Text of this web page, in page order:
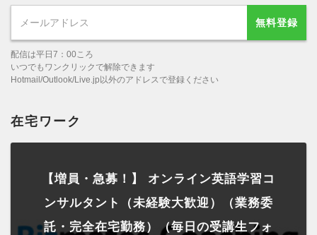
無料登録
配信は平日7：00ころ
いつでもワンクリックで解除できます
Hotmail/Outlook/Live.jp以外のアドレスで登録ください
在宅ワーク
【増員・急募！】 オンライン英語学習コ
ンサルタント（未経験大歓迎）（業務委
託・完全在宅勤務）（毎日の受講生フォ